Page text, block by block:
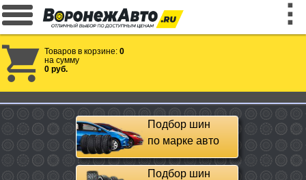
Товаров в корзине: 0
на сумму
0 руб.
Подбор шин
по марке авто
Подбор шин